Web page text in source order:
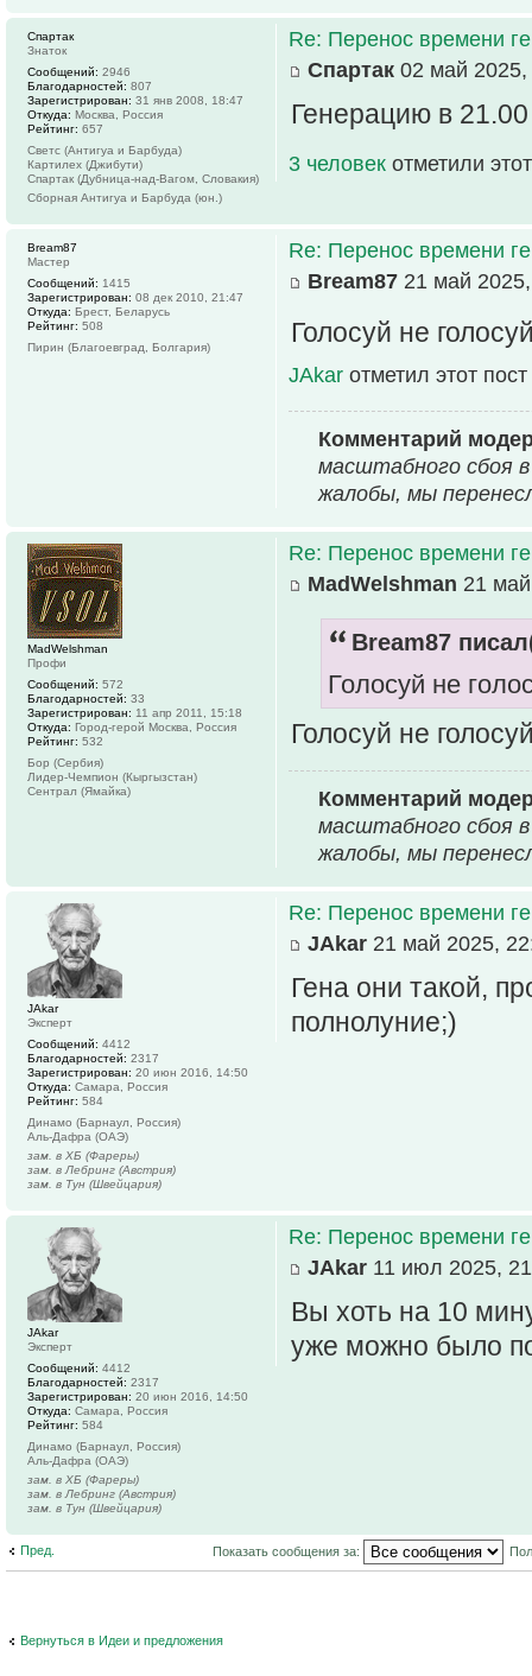
Re: Перенос времени
Спартак 02 май 2025,
Генерацию в
3 человек отметили
Спартак
Знаток
Сообщений: 2946
Благодарностей: 807
Зарегистрирован: 31 янв 2008, 18:47
Откуда: Москва, Россия
Рейтинг: 657
Светс (Антигуа и Барбуда)
Картилех (Джибути)
Спартак (Дубница-над-Вагом, Словакия)
Сборная Антигуа и Барбуда (юн.)
Re: Перенос времени
Bream87 21 май
Голосуй не
JAkar отметил этот
Комментарий
масштабного сбоя
жалобы, мы
Bream87
Мастер
Сообщений: 1415
Зарегистрирован: 08 дек 2010, 21:47
Откуда: Брест, Беларусь
Рейтинг: 508
Пирин (Благоевград, Болгария)
Re: Перенос времени
MadWelshman 21
Bream87
Голосуй не
Голосуй не
Комментарий
масштабного сбоя
жалобы, мы
MadWelshman
Профи
Сообщений: 572
Благодарностей: 33
Зарегистрирован: 11 апр 2011, 15:18
Откуда: Город-герой Москва, Россия
Рейтинг: 532
Бор (Сербия)
Лидер-Чемпион (Кыргызстан)
Сентрал (Ямайка)
Re: Перенос времени
JAkar 21 май 2025,
Гена они такой,
полнолуние;)
JAkar
Эксперт
Сообщений: 4412
Благодарностей: 2317
Зарегистрирован: 20 июн 2016, 14:50
Откуда: Самара, Россия
Рейтинг: 584
Динамо (Барнаул, Россия)
Аль-Дафра (ОАЭ)
зам. в ХБ (Фареры)
зам. в Лебринг (Австрия)
зам. в Тун (Швейцария)
Re: Перенос времени
JAkar 11 июл 2025,
Вы хоть на 10
уже можно было
JAkar
Эксперт
Сообщений: 4412
Благодарностей: 2317
Зарегистрирован: 20 июн 2016, 14:50
Откуда: Самара, Россия
Рейтинг: 584
Динамо (Барнаул, Россия)
Аль-Дафра (ОАЭ)
зам. в ХБ (Фареры)
зам. в Лебринг (Австрия)
зам. в Тун (Швейцария)
Пред. Показать сообщения за:
Вернуться в Идеи и предложения